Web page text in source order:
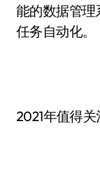
能的数据管
任务自动化。
2021年值得